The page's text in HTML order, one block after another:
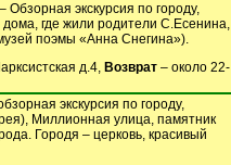
экскурсия по городу,
где жили родители С.Есенина,
поэмы «Анна Снегина»).
д.4, Возврат – около 22-
экскурсия по городу,
Миллионная улица, памятник
Городя – церковь, красивый